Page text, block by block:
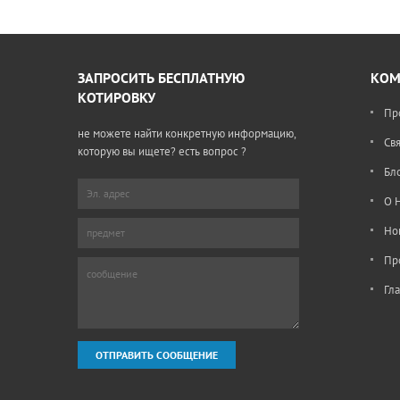
мм и
ЗАПРОСИТЬ БЕСПЛАТНУЮ
КОТИРОВКУ
не можете найти конкретную информацию,
которую вы ищете? есть вопрос ?
О